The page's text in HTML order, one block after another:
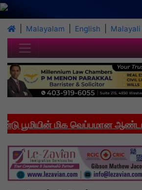
Malayalam English Malayali
மிக வெப்பமான ஆண்டாக